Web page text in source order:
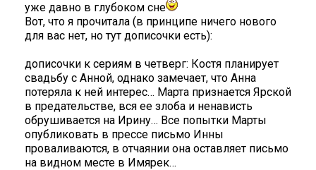
уже давно в глубоком сне
Вот, что я прочитала (в принципе ничего нового
для вас нет, но тут дописочки есть):
дописочки к сериям в четверг: Костя планирует
свадьбу с Анной, однако замечает, что Анна
потеряла к ней интерес… Марта признается Ярской
в предательстве, вся ее злоба и ненависть
обрушивается на Ирину… Все попытки Марты
опубликовать в прессе письмо Инны
проваливаются, в отчаянии она оставляет письмо
на видном месте в Имярек…